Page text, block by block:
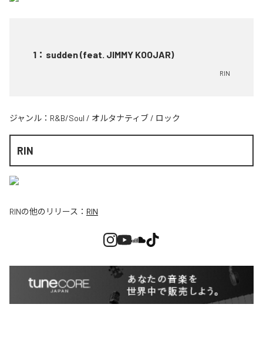
1 ： sudden (feat. JIMMY KOOJAR)
RIN
ジャンル： R&B/Soul / オルタナティブ / ロック
RIN
RINの他のリリース： RIN